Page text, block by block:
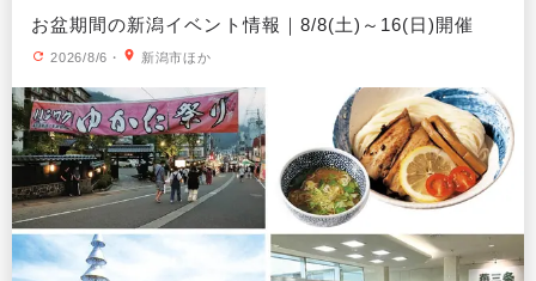
お盆期間の新潟イベント情報｜8/8(土)～16(日)開催
2026/8/6 ・ 新潟市ほか